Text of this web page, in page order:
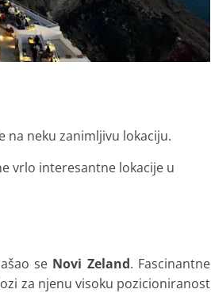
na neku zanimljivu lokaciju.
vrlo interesantne lokacije u
se Novi Zeland. Fascinantne
za njenu visoku pozicioniranost